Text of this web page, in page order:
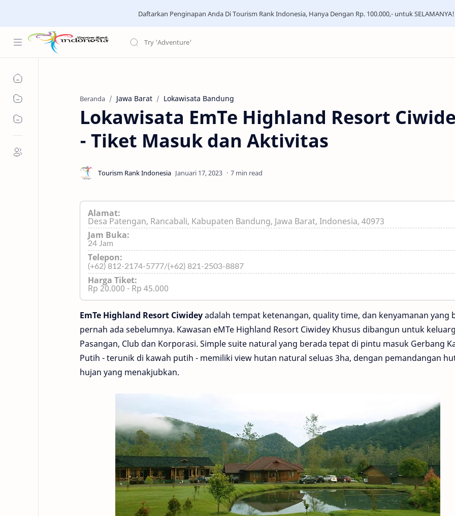
Daftarkan Penginapan Anda Di Tourism Rank Indonesia, Hanya Dengan Rp. 100.000,- untuk
Beranda Jawa Barat Lokawisata Bandung
Lokawisata EmTe Highland Resort
- Tiket Masuk dan Aktivitas
7 min read
Alamat:
Desa Patengan, Rancabali, Kabupaten Bandung, Jawa Barat, Indonesia, 40973
Jam Buka:
24 Jam
Telepon:
(+62) 812-2174-5777/(+62) 821-2503-8887
Harga Tiket:
Rp 20.000 - Rp 45.000
EmTe Highland Resort Ciwideyadalah tempat ketenangan, quality time, dan kenyamanan yang
pernah ada sebelumnya. Kawasan eMTe Highland Resort Ciwidey Khusus dibangun untuk
Pasangan, Club dan Korporasi. Simple suite natural yang berada tepat di pintu masuk Gerbang
Putih - terunik di kawah putih - memiliki view hutan natural seluas 3ha, dengan pemandangan
hujan yang menakjubkan.